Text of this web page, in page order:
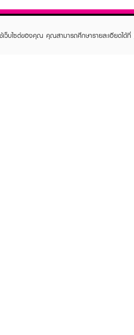
เว็บไซต์ของคุณ คุณสามารถศึกษารายละเอียดได้ที่